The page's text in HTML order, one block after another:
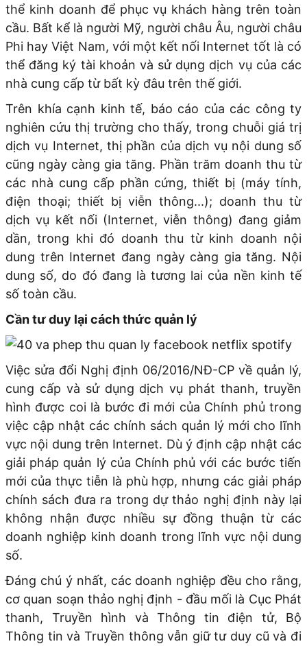
thể kinh doanh để phục vụ khách hàng trên toàn
cầu. Bất kể là người Mỹ, người châu Âu, người châu
Phi hay Việt Nam, với một kết nối Internet tốt là có
thể đăng ký tài khoản và sử dụng dịch vụ của các
nhà cung cấp từ bất kỳ đâu trên thế giới.
Trên khía cạnh kinh tế, báo cáo của các công ty
nghiên cứu thị trường cho thấy, trong chuỗi giá trị
dịch vụ Internet, thị phần của dịch vụ nội dung số
cũng ngày càng gia tăng. Phần trăm doanh thu từ
các nhà cung cấp phần cứng, thiết bị (máy tính,
điện thoại; thiết bị viễn thông...); doanh thu từ
dịch vụ kết nối (Internet, viễn thông) đang giảm
dần, trong khi đó doanh thu từ kinh doanh nội
dung trên Internet đang ngày càng gia tăng. Nội
dung số, do đó đang là tương lai của nền kinh tế
số toàn cầu.
Cần tư duy lại cách thức quản lý
Việc sửa đổi Nghị định 06/2016/NĐ-CP về quản lý,
cung cấp và sử dụng dịch vụ phát thanh, truyền
hình được coi là bước đi mới của Chính phủ trong
việc cập nhật các chính sách quản lý mới cho lĩnh
vực nội dung trên Internet. Dù ý định cập nhật các
giải pháp quản lý của Chính phủ với các bước tiến
mới của thực tiễn là phù hợp, nhưng các giải pháp
chính sách đưa ra trong dự thảo nghị định này lại
không nhận được nhiều sự đồng thuận từ các
doanh nghiệp kinh doanh trong lĩnh vực nội dung
số.
Đáng chú ý nhất, các doanh nghiệp đều cho rằng,
cơ quan soạn thảo nghị định - đầu mối là Cục Phát
thanh, Truyền hình và Thông tin điện tử, Bộ
Thông tin và Truyền thông vẫn giữ tư duy cũ và đi